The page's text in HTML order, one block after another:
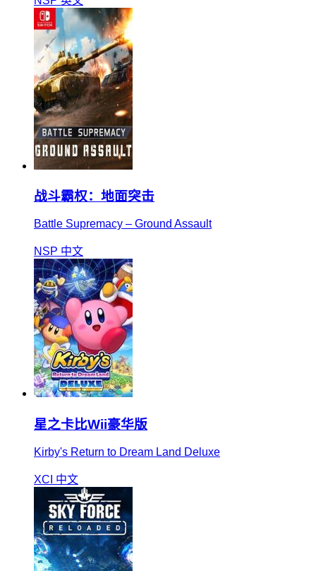
战斗霸权：地面突击
Battle Supremacy – Ground Assault
NSP 中文
星之卡比Wii豪华版
Kirby's Return to Dream Land Deluxe
XCI 中文